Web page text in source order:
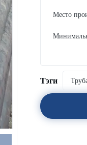
Место
Тэги